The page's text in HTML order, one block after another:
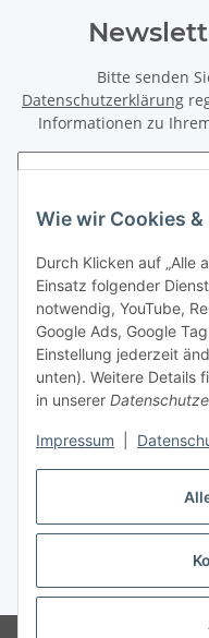
Wie wir Cookies &
Durch Klicken auf „Alle
Einsatz folgender
notwendig, YouTube,
Google Ads, Google
Einstellung jederzeit
unten). Weitere Details
in unserer
Impressum
Bitte senden
Datenschutzerklärung
Informationen zu
Newsletter Abonnieren
Informationen
Gesetzliche
Spieletreffs in Jülich &
* Alle Preise inkl. gesetzlicher